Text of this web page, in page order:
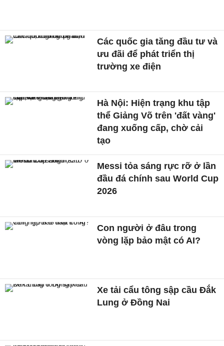
Các quốc gia tăng đầu tư và
ưu đãi để phát triển thị
trường xe điện
Hà Nội: Hiện trạng khu tập
thể Giảng Võ trên 'đất vàng'
đang xuống cấp, chờ cải
tạo
Messi tỏa sáng rực rỡ ở lần
đầu đá chính sau World Cup
2026
Con người ở đâu trong
vòng lặp bảo mật có AI?
Xe tải cẩu tông sập cầu Đắk
Lung ở Đồng Nai